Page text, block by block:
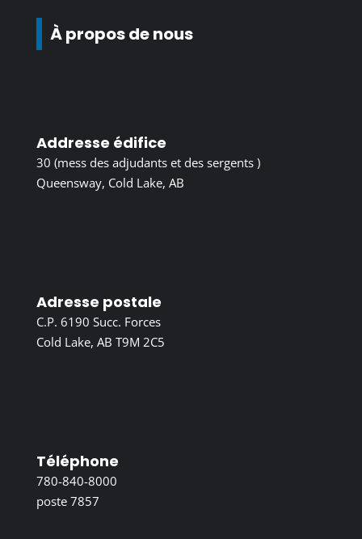
À propos de nous
Addresse édifice
30 (mess des adjudants et des sergents )
Queensway, Cold Lake, AB
Adresse postale
C.P. 6190 Succ. Forces
Cold Lake, AB T9M 2C5
Téléphone
780-840-8000
poste 7857